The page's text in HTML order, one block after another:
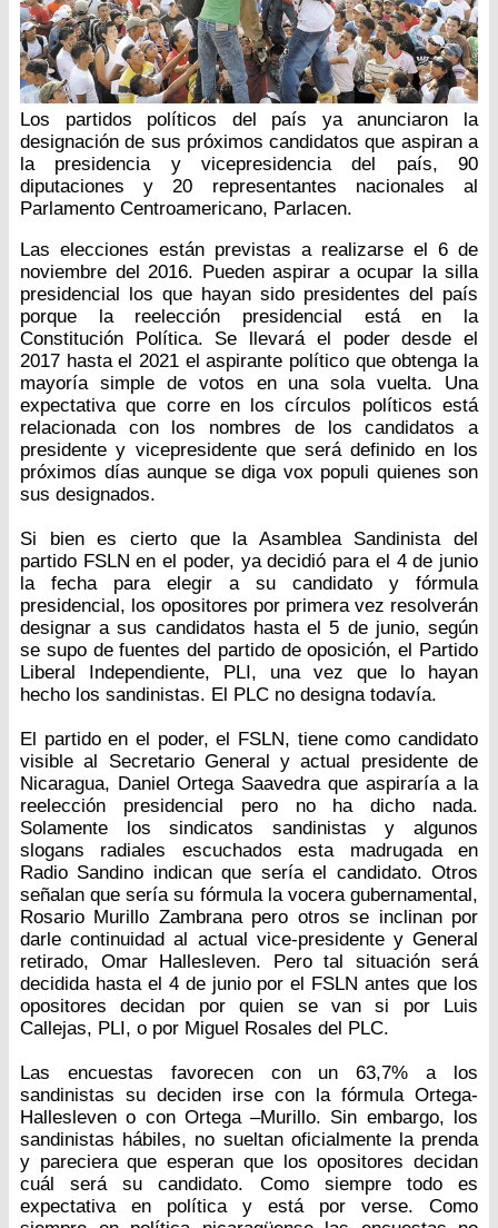
Los partidos políticos del país ya anunciaron la
designación de sus próximos candidatos que aspiran a
la presidencia y vicepresidencia del país, 90
diputaciones y 20 representantes nacionales al
Parlamento Centroamericano, Parlacen.
Las elecciones están previstas a realizarse el 6 de
noviembre del 2016. Pueden aspirar a ocupar la silla
presidencial los que hayan sido presidentes del país
porque la reelección presidencial está en la
Constitución Política. Se llevará el poder desde el
2017 hasta el 2021 el aspirante político que obtenga la
mayoría simple de votos en una sola vuelta. Una
expectativa que corre en los círculos políticos está
relacionada con los nombres de los candidatos a
presidente y vicepresidente que será definido en los
próximos días aunque se diga vox populi quienes son
sus designados.
Si bien es cierto que la Asamblea Sandinista del
partido FSLN en el poder, ya decidió para el 4 de junio
la fecha para elegir a su candidato y fórmula
presidencial, los opositores por primera vez resolverán
designar a sus candidatos hasta el 5 de junio, según
se supo de fuentes del partido de oposición, el Partido
Liberal Independiente, PLI, una vez que lo hayan
hecho los sandinistas. El PLC no designa todavía.
El partido en el poder, el FSLN, tiene como candidato
visible al Secretario General y actual presidente de
Nicaragua, Daniel Ortega Saavedra que aspiraría a la
reelección presidencial pero no ha dicho nada.
Solamente los sindicatos sandinistas y algunos
slogans radiales escuchados esta madrugada en
Radio Sandino indican que sería el candidato. Otros
señalan que sería su fórmula la vocera gubernamental,
Rosario Murillo Zambrana pero otros se inclinan por
darle continuidad al actual vice-presidente y General
retirado, Omar Hallesleven. Pero tal situación será
decidida hasta el 4 de junio por el FSLN antes que los
opositores decidan por quien se van si por Luis
Callejas, PLI, o por Miguel Rosales del PLC.
Las encuestas favorecen con un 63,7% a los
sandinistas su deciden irse con la fórmula Ortega-
Hallesleven o con Ortega –Murillo. Sin embargo, los
sandinistas hábiles, no sueltan oficialmente la prenda
y pareciera que esperan que los opositores decidan
cuál será su candidato. Como siempre todo es
expectativa en política y está por verse. Como